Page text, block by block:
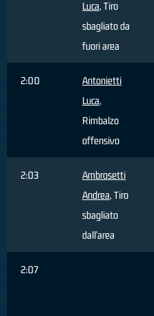
Luca, Tiro
sbagliato da
fuori area
2:00
Antonietti
Luca,
Rimbalzo
offensivo
2:03
Ambrosetti
Andrea, Tiro
sbagliato
dall'area
2:07